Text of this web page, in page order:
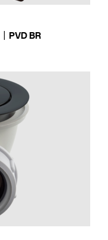
PVD BR